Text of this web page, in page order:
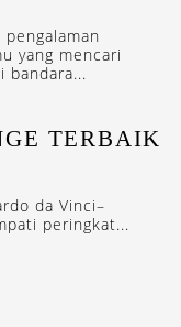
yang mencari
bandara...
TERBAIK
da Vinci–
peringkat...